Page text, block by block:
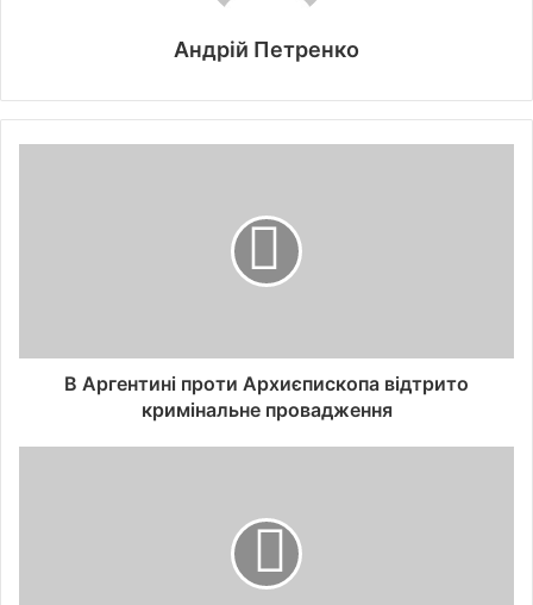
Андрій Петренко
В Аргентині проти Архиєпископа відтрито
кримінальне провадження